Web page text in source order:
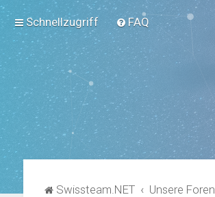
Schnellzugriff FAQ
Swissteam.NET Unsere Foren